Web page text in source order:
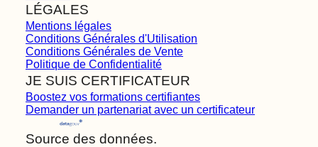
LÉGALES
Mentions légales
Conditions Générales d'Utilisation
Conditions Générales de Vente
Politique de Confidentialité
JE SUIS CERTIFICATEUR
Boostez vos formations certifiantes
Demander un partenariat avec un certificateur
Source des données.